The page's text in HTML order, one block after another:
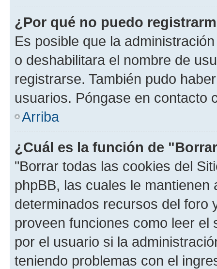
¿Por qué no puedo
Es posible que la
o deshabilitara el nombre de
registrarse. También pudo
usuarios. Póngase en contacto
Arriba
¿Cuál es la función de
"Borrar todas las cookies del
phpBB, las cuales le
determinados recursos del foro
proveen funciones como leer el
por el usuario si la
teniendo problemas con el